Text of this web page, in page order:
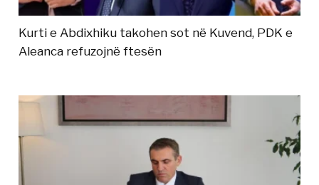
Kurti e Abdixhiku takohen sot në Kuvend, PDK e
Aleanca refuzojnë ftesën